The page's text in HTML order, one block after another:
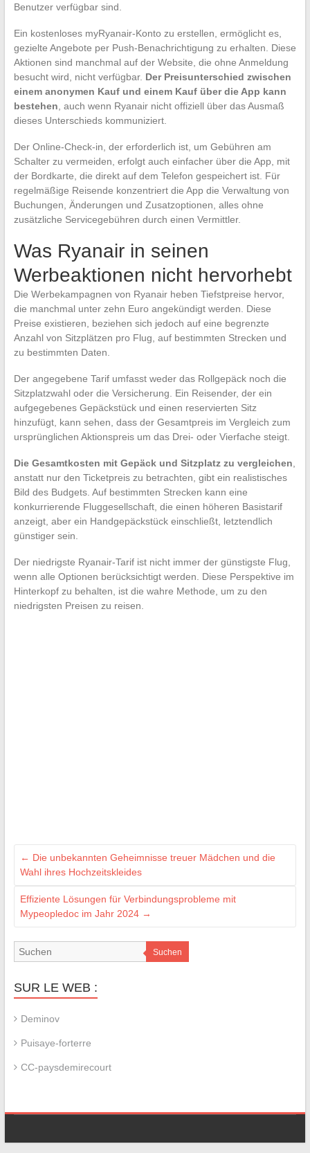
Benutzer verfügbar sind.
Ein kostenloses myRyanair-Konto zu erstellen, ermöglicht es,
gezielte Angebote per Push-Benachrichtigung zu erhalten. Diese
Aktionen sind manchmal auf der Website, die ohne Anmeldung
besucht wird, nicht verfügbar. Der Preisunterschied zwischen
einem anonymen Kauf und einem Kauf über die App kann
bestehen, auch wenn Ryanair nicht offiziell über das Ausmaß
dieses Unterschieds kommuniziert.
Der Online-Check-in, der erforderlich ist, um Gebühren am
Schalter zu vermeiden, erfolgt auch einfacher über die App, mit
der Bordkarte, die direkt auf dem Telefon gespeichert ist. Für
regelmäßige Reisende konzentriert die App die Verwaltung von
Buchungen, Änderungen und Zusatzoptionen, alles ohne
zusätzliche Servicegebühren durch einen Vermittler.
Was Ryanair in seinen
Werbeaktionen nicht hervorhebt
Die Werbekampagnen von Ryanair heben Tiefstpreise hervor,
die manchmal unter zehn Euro angekündigt werden. Diese
Preise existieren, beziehen sich jedoch auf eine begrenzte
Anzahl von Sitzplätzen pro Flug, auf bestimmten Strecken und
zu bestimmten Daten.
Der angegebene Tarif umfasst weder das Rollgepäck noch die
Sitzplatzwahl oder die Versicherung. Ein Reisender, der ein
aufgegebenes Gepäckstück und einen reservierten Sitz
hinzufügt, kann sehen, dass der Gesamtpreis im Vergleich zum
ursprünglichen Aktionspreis um das Drei- oder Vierfache steigt.
Die Gesamtkosten mit Gepäck und Sitzplatz zu vergleichen,
anstatt nur den Ticketpreis zu betrachten, gibt ein realistisches
Bild des Budgets. Auf bestimmten Strecken kann eine
konkurrierende Fluggesellschaft, die einen höheren Basistarif
anzeigt, aber ein Handgepäckstück einschließt, letztendlich
günstiger sein.
Der niedrigste Ryanair-Tarif ist nicht immer der günstigste Flug,
wenn alle Optionen berücksichtigt werden. Diese Perspektive im
Hinterkopf zu behalten, ist die wahre Methode, um zu den
niedrigsten Preisen zu reisen.
← Die unbekannten Geheimnisse treuer Mädchen und die
Wahl ihres Hochzeitskleides
Effiziente Lösungen für Verbindungsprobleme mit
Mypeopledoc im Jahr 2024 →
Suchen
SUR LE WEB :
Deminov
Puisaye-forterre
CC-paysdemirecourt